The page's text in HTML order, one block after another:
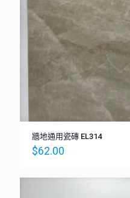
牆地通用瓷磚 EL314
$62.00